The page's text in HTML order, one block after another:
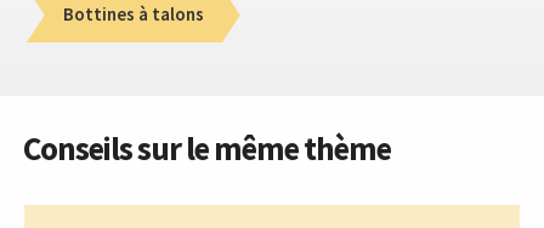
Bottines à talons
Conseils sur le même thème